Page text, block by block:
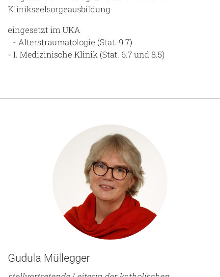
Klinikseelsorgeausbildung
eingesetzt im UKA
- Alterstraumatologie (Stat. 9.7)
- I. Medizinische Klinik (Stat. 6.7 und 8.5)
Gudula Müllegger